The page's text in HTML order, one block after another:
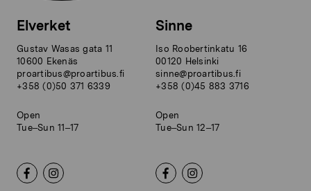
Elverket
Gustav Wasas gata 11
10600 Ekenäs
proartibus@proartibus.fi
+358 (0)50 371 6339
Open
Tue–Sun 11–17
Sinne
Iso Roobertinkatu 16
00120 Helsinki
sinne@proartibus.fi
+358 (0)45 883 3716
Open
Tue–Sun 12–17